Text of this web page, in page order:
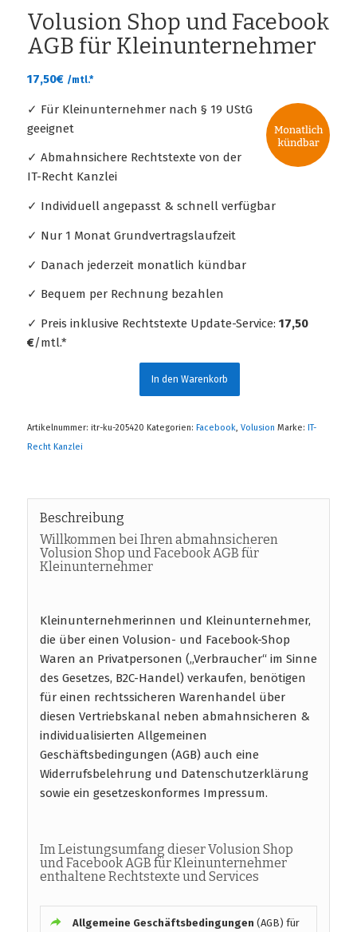
Volusion Shop und Facebook
AGB für Kleinunternehmer
17,50€ /mtl.*
✓ Für Kleinunternehmer nach § 19 UStG
geeignet
✓ Abmahnsichere Rechtstexte von der
IT-Recht Kanzlei
✓ Individuell angepasst & schnell verfügbar
✓ Nur 1 Monat Grundvertragslaufzeit
✓ Danach jederzeit monatlich kündbar
✓ Bequem per Rechnung bezahlen
✓ Preis inklusive Rechtstexte Update-Service: 17,50
€/mtl.*
In den Warenkorb
Artikelnummer: itr-ku-205420 Kategorien: Facebook, Volusion Marke: IT-
Recht Kanzlei
Beschreibung
Willkommen bei Ihren abmahnsicheren
Volusion Shop und Facebook AGB für
Kleinunternehmer
Kleinunternehmerinnen und Kleinunternehmer,
die über einen Volusion- und Facebook-Shop
Waren an Privatpersonen („Verbraucher“ im Sinne
des Gesetzes, B2C-Handel) verkaufen, benötigen
für einen rechtssicheren Warenhandel über
diesen Vertriebskanal neben abmahnsicheren &
individualisierten Allgemeinen
Geschäftsbedingungen (AGB) auch eine
Widerrufsbelehrung und Datenschutzerklärung
sowie ein gesetzeskonformes Impressum.
Im Leistungsumfang dieser Volusion Shop
und Facebook AGB für Kleinunternehmer
enthaltene Rechtstexte und Services
Allgemeine Geschäftsbedingungen (AGB) für